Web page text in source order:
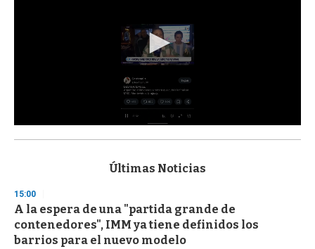
s
d
s
o
f
3
Últimas Noticias
15:00
A la espera de una "partida grande de
contenedores", IMM ya tiene definidos los
barrios para el nuevo modelo